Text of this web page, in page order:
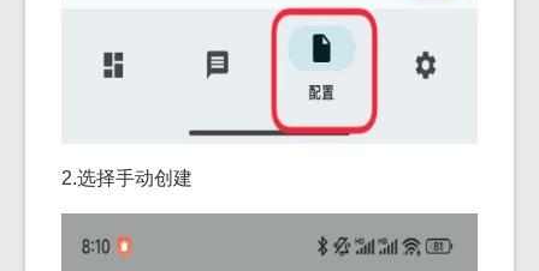
2.选择手动创建